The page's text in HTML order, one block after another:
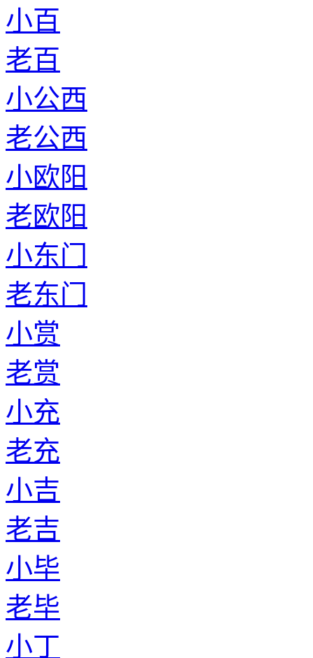
小百
老百
小公西
老公西
小欧阳
老欧阳
小东门
老东门
小赏
老赏
小充
老充
小吉
老吉
小毕
老毕
小丁